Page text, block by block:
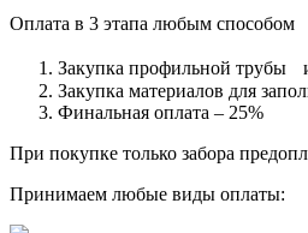
Оплата в 3 этапа любым способом
Закупка профильной трубы
Закупка материалов для
Финальная оплата – 25%
При покупке только забора
Принимаем любые виды оплаты: